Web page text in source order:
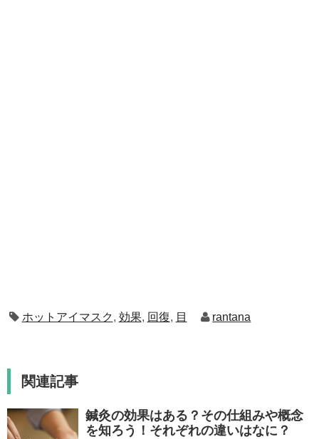
ホットアイマスク , 効果, 回復, 目 rantana
関連記事
鍼灸の効果はある？その仕組みや概念
を知ろう！それぞれの違いはなに？